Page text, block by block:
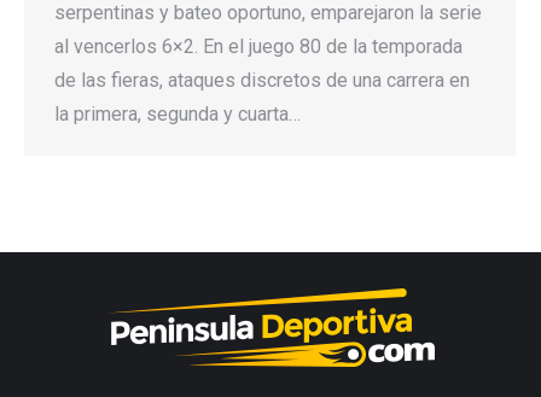
serpentinas y bateo oportuno, emparejaron la serie
al vencerlos 6×2. En el juego 80 de la temporada
de las fieras, ataques discretos de una carrera en
la primera, segunda y cuarta…